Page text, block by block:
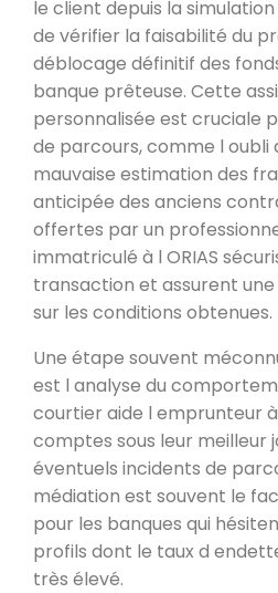
le client depuis la
de vérifier la faisabilité du
déblocage définitif des
banque prêteuse. Cette
personnalisée est cruciale
de parcours, comme l oubli
mauvaise estimation des
anticipée des anciens
offertes par un
immatriculé à l ORIAS
transaction et assurent
sur les conditions obtenues.
Une étape souvent
est l analyse du
courtier aide l emprunteur
comptes sous leur meilleur
éventuels incidents de
médiation est souvent le
pour les banques qui
profils dont le taux d
très élevé.